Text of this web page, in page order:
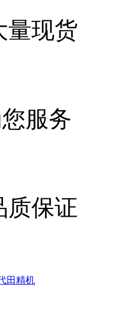
量现货
服务
质保证
田精机